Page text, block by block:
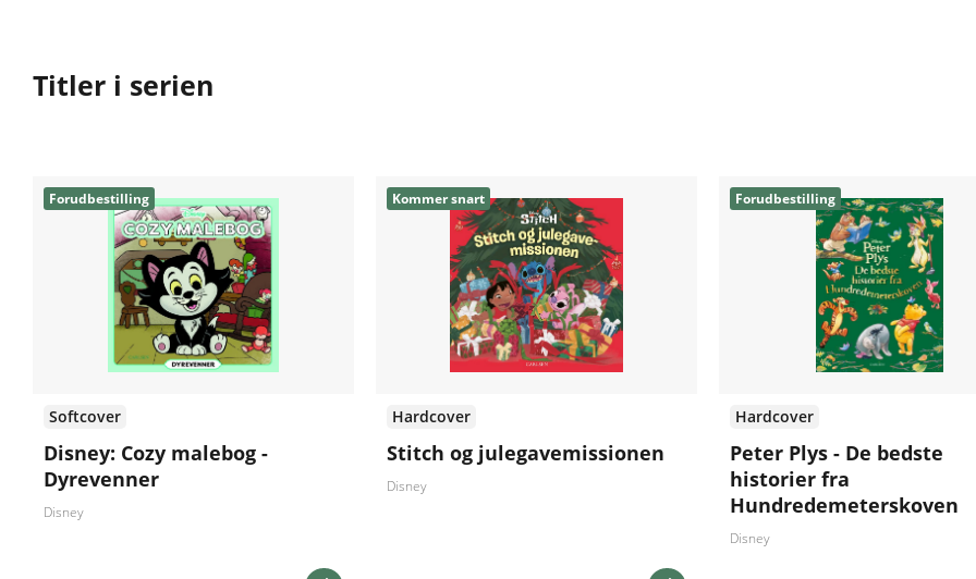
Titler i serien
Softcover
Disney: Cozy malebog -
Dyrevenner
Disney
Forudbestilling
Hardcover
Stitch og julegavemissionen
Disney
Kommer snart
Hardcover
Peter Plys - De bedste
historier fra
Hundredemeterskoven
Disney
Forudbestilling